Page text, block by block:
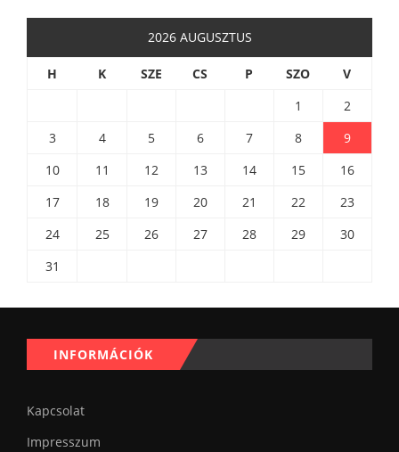
2026 AUGUSZTUS
H K SZE CS P SZO
V
1
2
3
4 5 6 7 8
9
10
11 12 13 14 15
16
17
18 19 20 21 22
23
24
25 26 27 28 29
30
31
INFORMÁCIÓK
Kapcsolat
Impresszum